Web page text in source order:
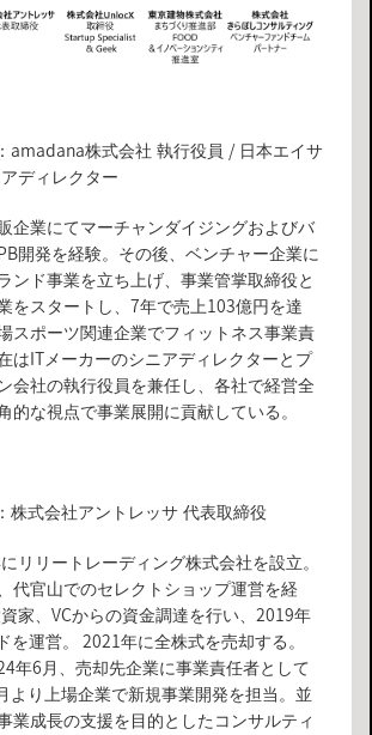
amadana株式会社 執行役員 / 日本エイサ
ディレクター
企業にてマーチャンダイジングおよびバ
開発を経験。その後、ベンチャー企業に
ンド事業を立ち上げ、事業管掌取締役と
をスタートし、7年で売上103億円を達
スポーツ関連企業でフィットネス事業責
はITメーカーのシニアディレクターとプ
会社の執行役員を兼任し、各社で経営全
的な視点で事業展開に貢献している。
式会社アントレッサ 代表取締役
リリートレーディング株式会社を設立。
代官山でのセレクトショップ運営を経
家、VCからの資金調達を行い、2019年
を運営。 2021年に全株式を売却する。
年6月、売却先企業に事業責任者として
より上場企業で新規事業開発を担当。並
業成長の支援を目的としたコンサルティ